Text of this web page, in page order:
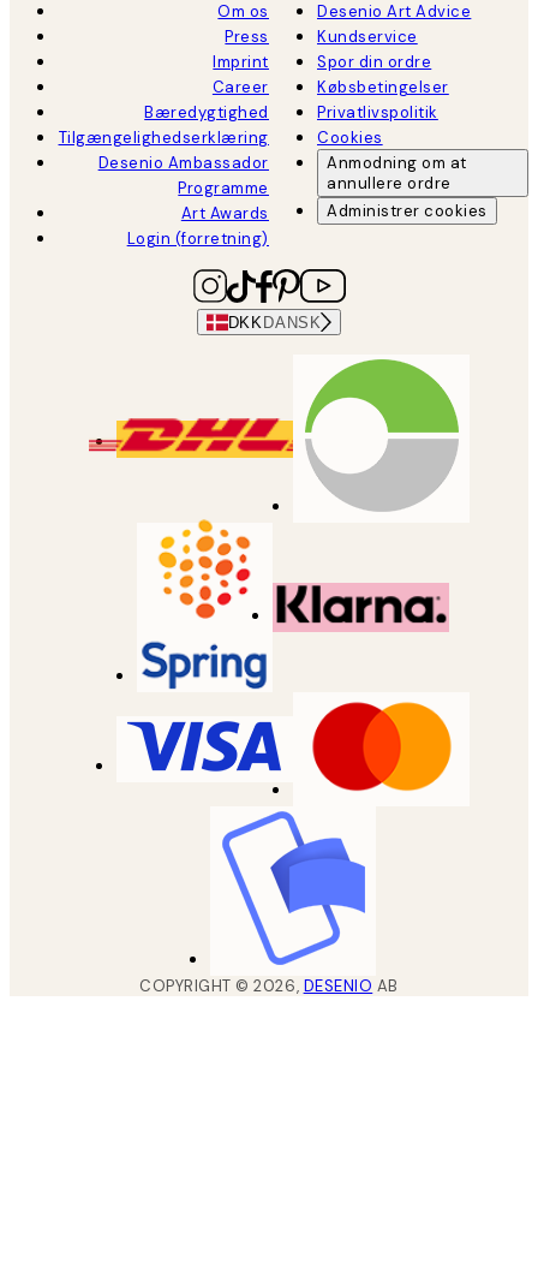
Om os
Press
Imprint
Career
Bæredygtighed
Tilgængelighedserklæring
Desenio Ambassador
Programme
Art Awards
Login (forretning)
Desenio Art Advice
Kundservice
Spor din ordre
Købsbetingelser
Privatlivspolitik
Cookies
Anmodning om at
annullere ordre
Administrer cookies
DKK DANSK
COPYRIGHT ©2026, DESENIO AB